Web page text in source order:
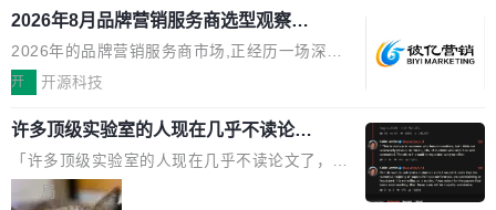
想快速了解背景 解释 让 AI 解释选中文本 读到
费解...
要。但用久了你会发现，它们本质上都是同一类
东西：一个带网页上下文的聊天框。 它们能读取
页面的文本，然后把文本丢给大模型，再返回一
段回答。仅此而已。 这当然有用，但总觉得差点
意思。比如我在一个后台管理系统里，需要填50
个表单字段，每个字段还有联动逻辑；比如我
想...
电源专为发烧级DIY主机与本地AI算力平台打
造，整机长度仅16厘米，提供1600W额定功率
与80PLUS钛金能效；支持ATX 3.1与PCIe 5.1
实时LCD监控屏，可充分满足当下高阶PC主机
的严苛使用需求。 澎湃功率，紧凑机身 钛金雕1
600PG5 AI TOP具备强悍输出功率，同时实现
2026年8月品牌营销服务商选型观察：
从流量思维到品牌资产思维的范式转移
2026年的品牌营销服务商市场,正经历一场深刻
的价值重构。全球全案品牌代理机构市场从2025
复合增长率达5.44%,预计2032年将突破120亿美
元。数字广告与公共关系相关服务市场更是从20
25年的8463亿美元扩张至2026年的8763亿美
开 开源科技
许多顶级实验室的人现在几乎不读论文
了
「许多顶级实验室的人现在几乎不读论文了，而
且他们认为 ICLR/ICML/NeurIPS 充斥着大量过
局